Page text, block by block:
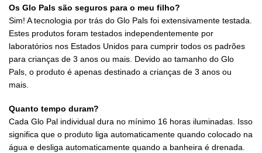
Os Glo Pals são seguros para o meu filho?
Sim! A tecnologia por trás do Glo Pals foi extensivamente testada.
Estes produtos foram testados independentemente por
laboratórios nos Estados Unidos para cumprir todos os padrões ​​
para crianças de 3 anos ou mais. Devido ao tamanho do Glo
Pals, o produto é apenas destinado a crianças de 3 anos ou
mais.
Quanto tempo duram?
Cada Glo Pal individual dura no mínimo 16 horas iluminadas. Isso
significa que o produto liga automaticamente quando colocado na
água e desliga automaticamente quando a banheira é drenada.